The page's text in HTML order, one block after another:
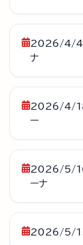
2026/4/4（
ナ
2026/4/18
ー
2026/5/10
ーナ
2026/5/15